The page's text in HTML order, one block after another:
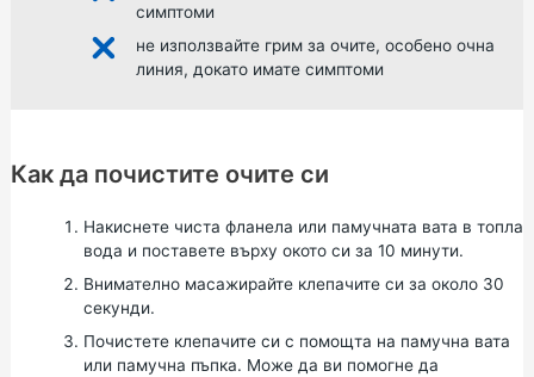
симптоми
не използвайте грим за очите, особено очна
линия, докато имате симптоми
Как да почистите очите си
Накиснете чиста фланела или памучната вата в топла
вода и поставете върху окото си за 10 минути.
Внимателно масажирайте клепачите си за около 30
секунди.
Почистете клепачите си с помощта на памучна вата
или памучна пъпка. Може да ви помогне да